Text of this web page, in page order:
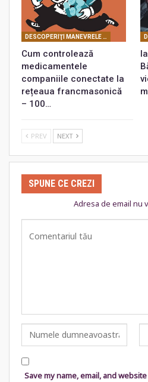
DESCOPERIŢI MANEVRELE FRANCMASONERIEI
Cum controlează
medicamentele
companiile conectate la
rețeaua francmasonică
– 100…
PREV NEXT
SPUNE CE CREZI
Adresa de email nu
Save my name, email, and